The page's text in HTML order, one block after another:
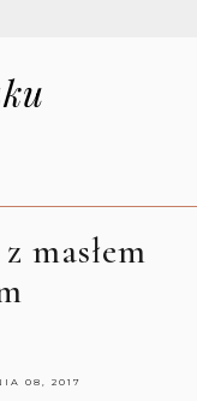
masłem
08, 2017